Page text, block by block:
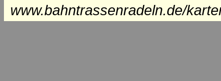
www.bahntrassenradeln.de/